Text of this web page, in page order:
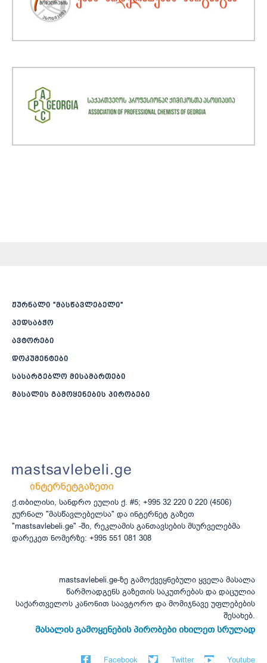
ჟურნალი ”მასწავლებელი”
პედსაბჭო
ავტორები
დოკუმენტები
სასარგებლო მისამართები
მასალის გამოყენების პირობები
ქ.თბილისი, სანდრო ეულის ქ. #5; +995 32 220 0 220 (4506)
ჟურნალ "მასწავლებელსა" და ინტერნეტ გაზეთ
"mastsavlebeli.ge" -ში, რეკლამის განთავსების მსურველებმა
დარეკეთ ნომერზე: +995 551 081 308
mastsavlebeli.ge-ზე გამოქვეყნებული ყველა მასალა
წარმოადგენს გაზეთის საკუთრებას და დაცულია
საქართველოს კანონით საავტორო და მომიჯნავე უფლებების
შესახებ.
მასალის გამოყენების პირობები იხილეთ სრულად
Facebook Twitter Youtube